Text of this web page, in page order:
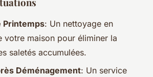
Printemps: Un nettoyage en
votre maison pour éliminer la
saletés accumulées.
Déménagement: Un service